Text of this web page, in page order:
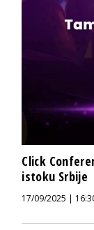
Click
istoku Srbije
17/09/2025 |